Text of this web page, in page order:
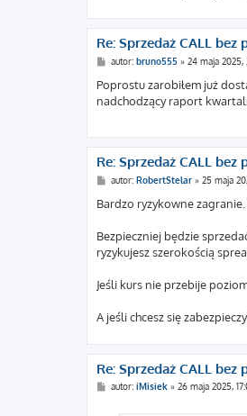
Re: Sprzedaż CALL bez
P
s
t
autor: bruno555» 24 maja 2025,
Poprostu zarobiłem już
nadchodzący raport
Re: Sprzedaż CALL bez
P
s
t
autor: RobertStelar» 25 maja
Bardzo ryzykowne
Bezpieczniej będzie
ryzykujesz szerokością
Jeśli kurs nie przebije
A jeśli chcesz się
Re: Sprzedaż CALL bez
Pautor: iMisiek» 26 maja 2025,